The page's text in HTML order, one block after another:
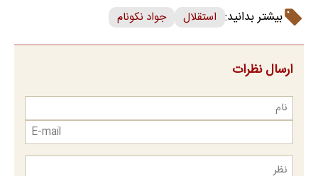
بیشتر بدانید: استقلال جواد نکونام
ارسال نظرات